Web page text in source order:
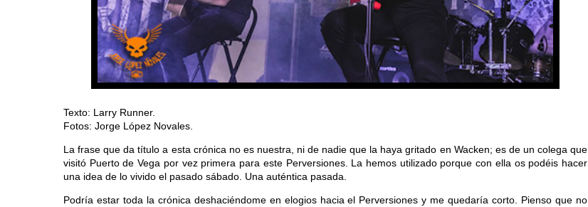
Texto: Larry Runner.
Fotos: Jorge López Novales.
La frase que da título a esta crónica no es nuestra, ni de nadie que la haya gritado en Wacken; es de un colega que
visitó Puerto de Vega por vez primera para este Perversiones. La hemos utilizado porque con ella os podéis hacer
una idea de lo vivido el pasado sábado. Una auténtica pasada.
Podría estar toda la crónica deshaciéndome en elogios hacia el Perversiones y me quedaría corto. Pienso que no